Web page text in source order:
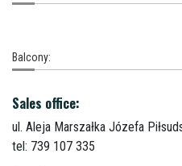
Balcony:
Sales office:
ul. Aleja Marszałka Józefa
tel: 739 107 335